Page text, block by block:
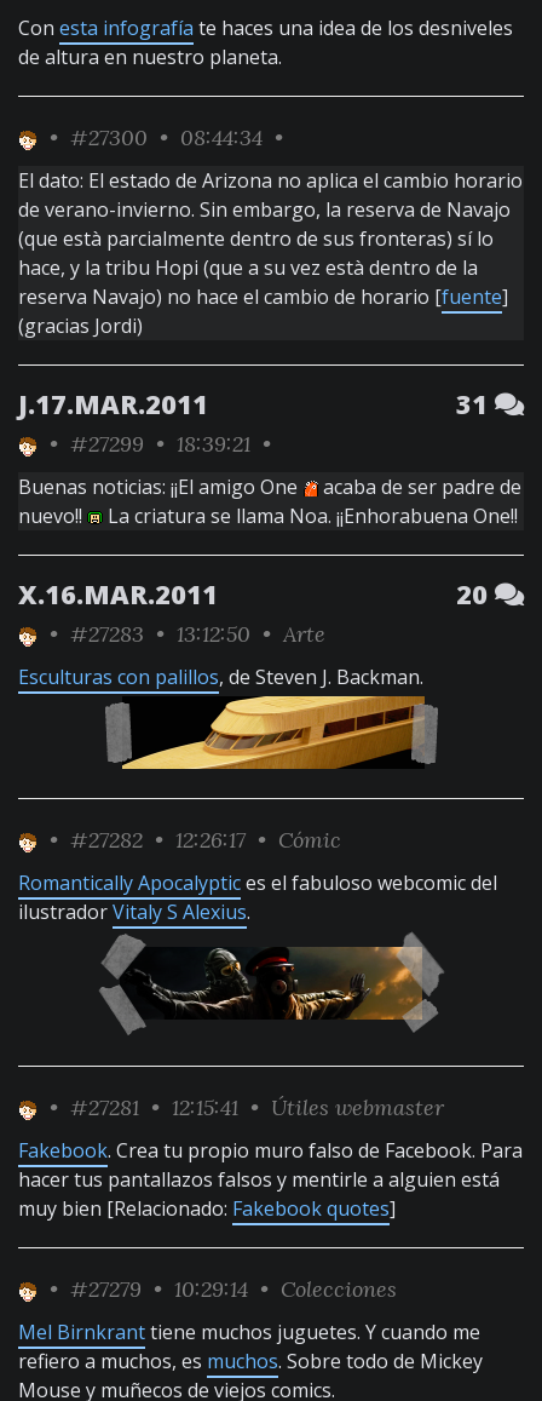
Con esta infografía te haces una idea de los desniveles
de altura en nuestro planeta.
• #27300 • 08:44:34 •
El dato: El estado de Arizona no aplica el cambio horario
de verano-invierno. Sin embargo, la reserva de Navajo
(que està parcialmente dentro de sus fronteras) sí lo
hace, y la tribu Hopi (que a su vez està dentro de la
reserva Navajo) no hace el cambio de horario [fuente]
(gracias Jordi)
J.17.MAR.2011 31
• #27299 • 18:39:21 •
Buenas noticias: ¡¡El amigo One
acaba de ser padre de
nuevo!!
La criatura se llama Noa. ¡¡Enhorabuena One!!
X.16.MAR.2011 20
• #27283 • 13:12:50 • Arte
Esculturas con palillos, de Steven J. Backman.
• #27282 • 12:26:17 • Cómic
Romantically Apocalyptices el fabuloso webcomic del
ilustradorVitaly S Alexius.
• #27281 • 12:15:41 • Útiles webmaster
Fakebook. Crea tu propio muro falso de Facebook. Para
hacer tus pantallazos falsos y mentirle a alguien está
muy bien [Relacionado: Fakebook quotes]
• #27279 • 10:29:14 • Colecciones
Mel Birnkranttiene muchos juguetes. Y cuando me
refiero a muchos, es muchos. Sobre todo de Mickey
Mouse y muñecos de viejos comics.